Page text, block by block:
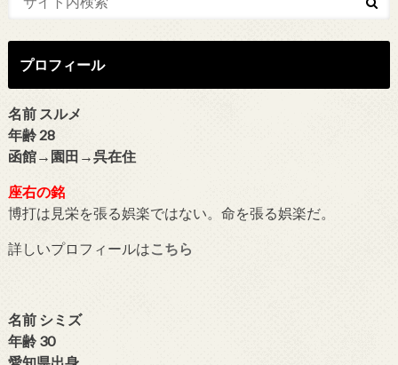
プロフィール
名前 スルメ
年齢 28
函館→園田→呉在住
座右の銘
博打は見栄を張る娯楽ではない。命を張る娯楽だ。
詳しいプロフィールはこちら
名前 シミズ
年齢 30